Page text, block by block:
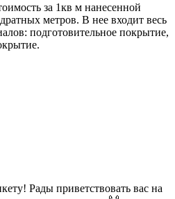
за 1кв м нанесенной
метров. В нее входит весь
подготовительное покрытие,
Рады приветствовать вас на